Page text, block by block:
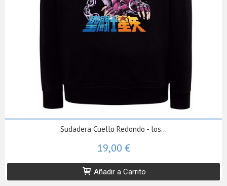
Sudadera Cuello Redondo - los...
19,00 €
Añadir a Carrito